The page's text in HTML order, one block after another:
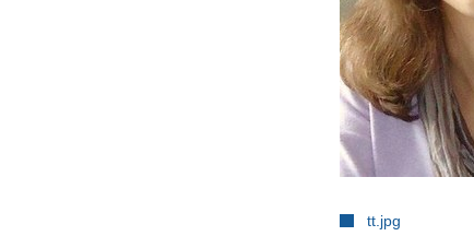
tt.jpg